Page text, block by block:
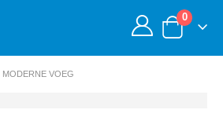
0
MODERNE VOEG